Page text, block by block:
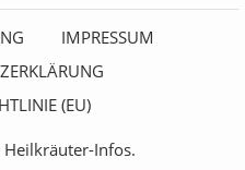
IMPRESSUM
(EU)
Infos.